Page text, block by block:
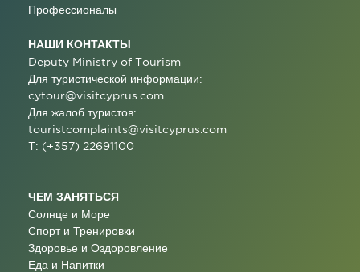
Профессионалы
НАШИ КОНТАКТЫ
Deputy Ministry of Tourism
Для туристической информации:
cytour@visitcyprus.com
Для жалоб туристов:
touristcomplaints@visitcyprus.com
T: (+357) 22691100
ЧЕМ ЗАНЯТЬСЯ
Солнце и Море
Спорт и Тренировки
Здоровье и Оздоровление
Еда и Напитки